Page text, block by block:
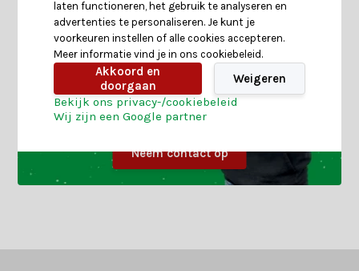
Neem contact op
laten functioneren, het gebruik te analyseren en
advertenties te personaliseren. Je kunt je
voorkeuren instellen of alle cookies accepteren.
Meer informatie vind je in ons cookiebeleid.
Akkoord en
doorgaan
Weigeren
Bekijk ons privacy-/cookiebeleid
Wij zijn een Google partner